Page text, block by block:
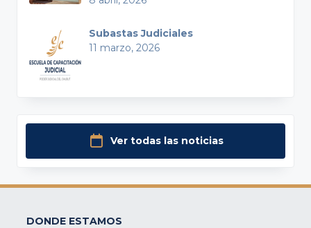
Subastas Judiciales
11 marzo, 2026
Ver todas las noticias
DONDE ESTAMOS